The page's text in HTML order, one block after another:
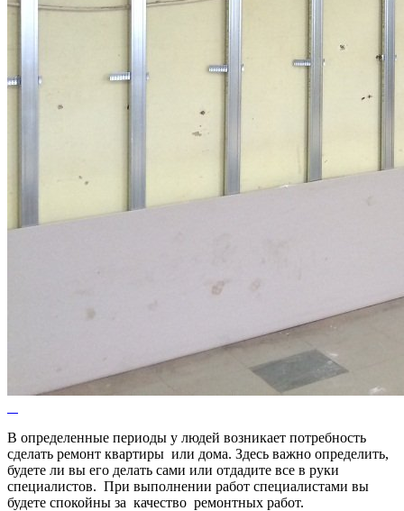
В определенные периоды у людей возникает потребность
сделать ремонт квартиры или дома. Здесь важно определить,
будете ли вы его делать сами или отдадите все в руки
специалистов. При выполнении работ специалистами вы
будете спокойны за качество ремонтных работ.